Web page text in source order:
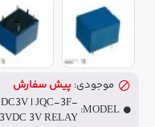
موجودی: پیش سفارش
MODEL:
| JQC-3F-
3V RELAY